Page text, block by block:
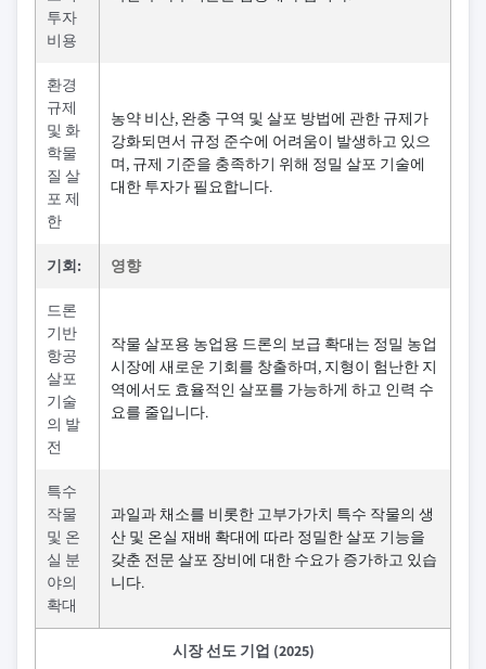
투자
비용
환경
규제
및 화
학물
질 살
포 제
한
농약 비산, 완충 구역 및 살포 방법에 관한 규제가
강화되면서 규정 준수에 어려움이 발생하고 있으
며, 규제 기준을 충족하기 위해 정밀 살포 기술에
대한 투자가 필요합니다.
기회: 영향
드론
기반
항공
살포
기술
의 발
전
작물 살포용 농업용 드론의 보급 확대는 정밀 농업
시장에 새로운 기회를 창출하며, 지형이 험난한 지
역에서도 효율적인 살포를 가능하게 하고 인력 수
요를 줄입니다.
특수
작물
및 온
실 분
야의
확대
과일과 채소를 비롯한 고부가가치 특수 작물의 생
산 및 온실 재배 확대에 따라 정밀한 살포 기능을
갖춘 전문 살포 장비에 대한 수요가 증가하고 있습
니다.
시장 선도 기업 (2025)